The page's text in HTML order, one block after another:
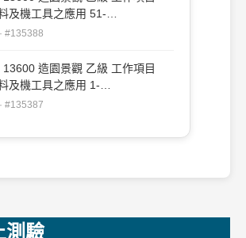
及機工具之應用 51-
12/19 更新）#135388
#135388
13600 造園景觀 乙級 工作項目
及機工具之應用 1-
12/19 更新）#135387
#135387
測驗